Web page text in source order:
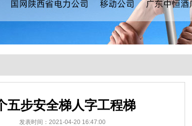
五步安全梯人字工程梯
发表时间：2021-04-20 16:47:00